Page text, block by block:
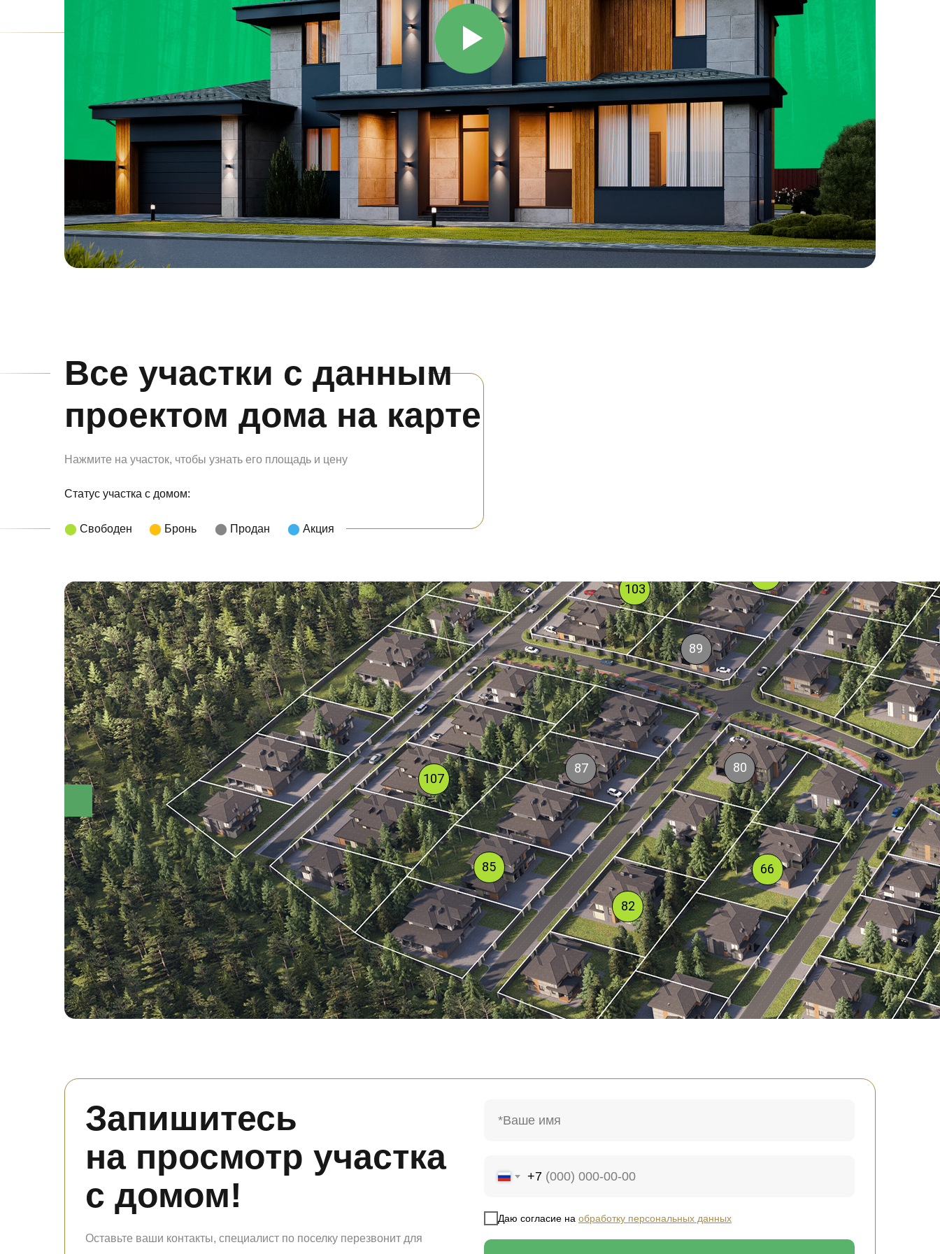
Все участки с данным
проектом дома на карте
⬤ Свободен ⬤ Бронь ⬤ Акция
⬤ Продан
Статус участка с домом:
Нажмите на участок, чтобы узнать его площадь и цену
Запишитесь
на просмотр участка
с домом!
+7
Даю согласие на обработку персональных данных
Оставьте ваши контакты, специалист по поселку перезвонит для